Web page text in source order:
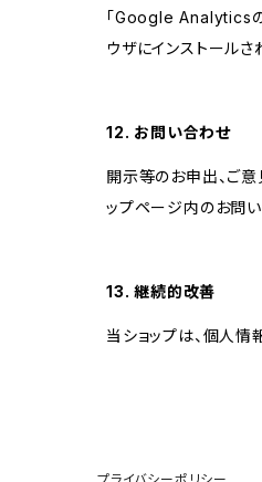
「Google Analyticsの
ウザにインストールさ
12. お問い合わせ
開示等のお申出、ご
ップページ内のお問い
13. 継続的改善
当ショップは、個人